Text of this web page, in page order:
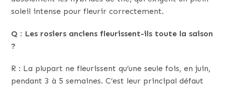
soleil intense pour fleurir correctement.
Q : Les rosiers anciens fleurissent-ils toute la saison
?
R : La plupart ne fleurissent qu’une seule fois, en juin,
pendant 3 à 5 semaines. C’est leur principal défaut